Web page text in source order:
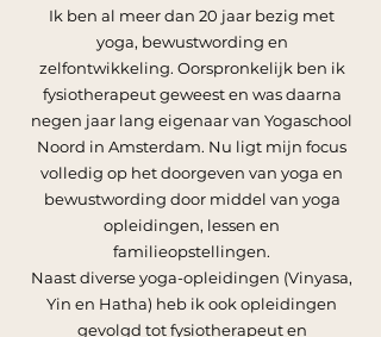
Ik ben al meer dan 20 jaar bezig met
yoga, bewustwording en
zelfontwikkeling. Oorspronkelijk ben ik
fysiotherapeut geweest en was daarna
negen jaar lang eigenaar van Yogaschool
Noord in Amsterdam. Nu ligt mijn focus
volledig op het doorgeven van yoga en
bewustwording door middel van yoga
opleidingen, lessen en
familieopstellingen.
Naast diverse yoga-opleidingen (Vinyasa,
Yin en Hatha) heb ik ook opleidingen
gevolgd tot fysiotherapeut en